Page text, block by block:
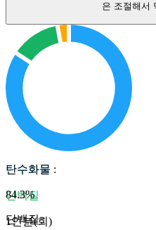
은 조절해서
탄수화물
단백질
1인분(회)
탄수화물 :
84.3%
단백질: